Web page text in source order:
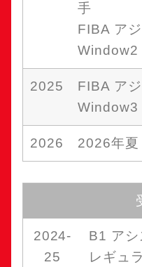
手
FIBA ア
Window2
2025
FIBA ア
Window3
2026 2026年夏
2024-
25
B1 アシ
レギュ